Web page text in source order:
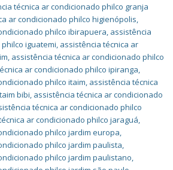
técnica ar condicionado philco granja
ar condicionado philco higienópolis,
philco ibirapuera, assistência
iguatemi, assistência técnica ar
, assistência técnica ar condicionado philco
ar condicionado philco ipiranga,
philco itaim, assistência técnica
bibi, assistência técnica ar condicionado
técnica ar condicionado philco
ar condicionado philco jaraguá,
philco jardim europa,
philco jardim paulista,
philco jardim paulistano,